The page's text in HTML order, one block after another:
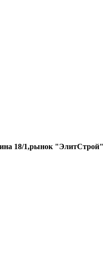
18/1,рынок "ЭлитСтрой"